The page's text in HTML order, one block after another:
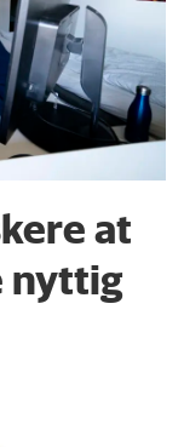
at
nyttig